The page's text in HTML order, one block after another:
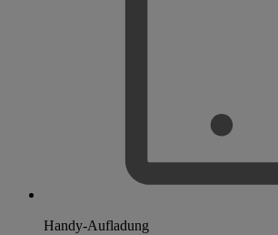
Handy-Aufladung